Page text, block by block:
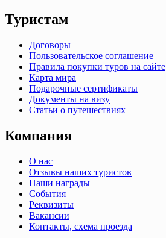
Туристам
Договоры
Пользовательское соглашение
Правила покупки туров на сайте
Карта мира
Подарочные сертификаты
Документы на визу
Статьи о путешествиях
Компания
О нас
Отзывы наших туристов
Наши награды
События
Реквизиты
Вакансии
Контакты, схема проезда